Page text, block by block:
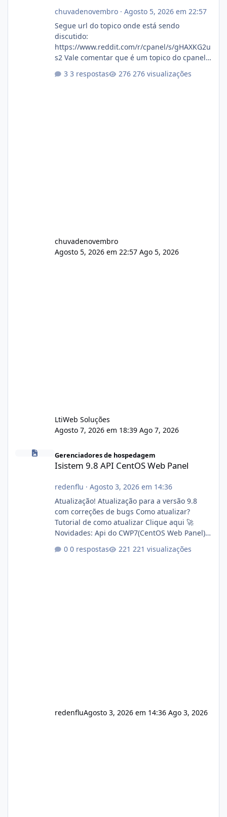
chuvadenovembro· Agosto 5, 2026 em 22:57
Segue url do topico onde está sendo
discutido:
https://www.reddit.com/r/cpanel/s/gHAXKG2u
s2 Vale comentar que é um topico do cpanel...
3 respostas 276 visualizações
chuvadenovembro
Agosto 5, 2026 em 22:57 Ago 5, 2026
LtiWeb Soluções
Agosto 7, 2026 em 18:39 Ago 7, 2026
Isistem 9.8 API CentOS Web Panel
Gerenciadores de hospedagem
Isistem 9.8 API CentOS Web Panel
redenflu · Agosto 3, 2026 em 14:36
Atualização! Atualização para a versão 9.8
com correções de bugs Como atualizar?
Tutorial de como atualizar Clique aqui 🚀
Novidades: Api do CWP7(CentOS Web Panel)
autorizado a usasr o isistem:
0 respostas 221 visualizações
redenfluAgosto 3, 2026 em 14:36 Ago 3, 2026